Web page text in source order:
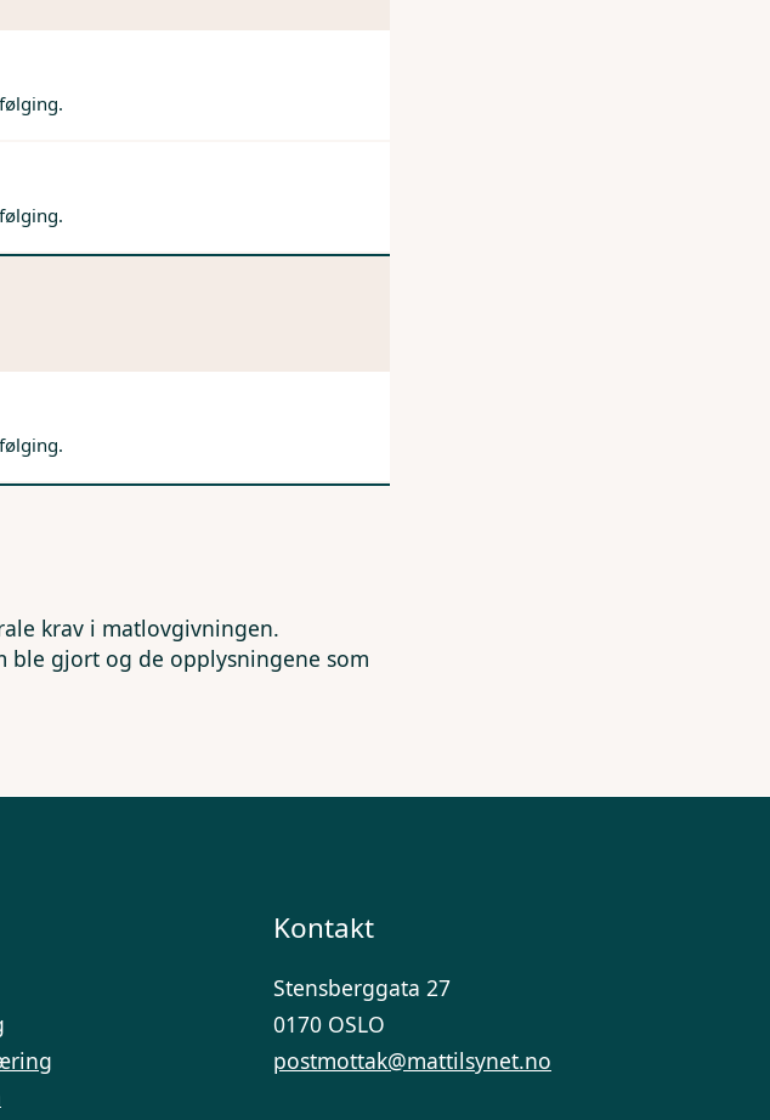
krav i matlovgivningen.
ble gjort og de opplysningene som
Kontakt
Stensberggata 27
0170 OSLO
postmottak@mattilsynet.no